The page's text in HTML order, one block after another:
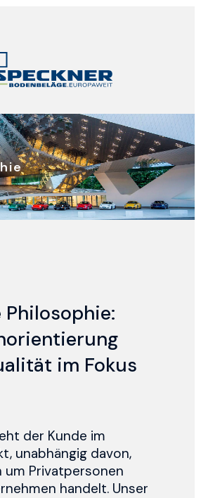
Philosophie:
im Fokus
der Kunde im
unabhängig davon,
um Privatpersonen
handelt. Unser